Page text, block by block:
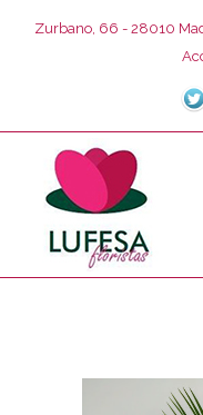
Zurbano, 66 - 28010